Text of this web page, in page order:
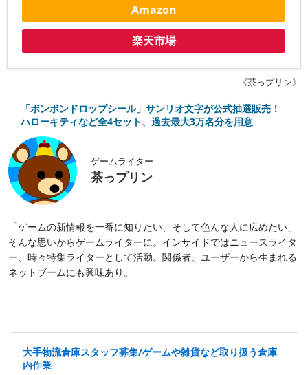
Amazon
楽天市場
《茶っプリン》
「ボンボンドロップシール」サンリオ文字が公式抽選販売！
ハローキティなど全4セット、過去最大3万名分を用意
ゲームライター
茶っプリン
「ゲームの新情報を一番に知りたい、そして色んな人に広めたい」
そんな思いからゲームライターに。インサイドではニュースライタ
ー、時々特集ライターとして活動。関係者、ユーザーから生まれる
ネットブームにも興味あり。
大手物流倉庫スタッフ募集/ゲームや雑貨など取り扱う倉庫
内作業